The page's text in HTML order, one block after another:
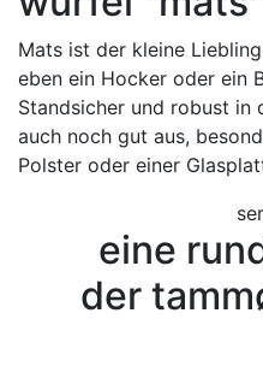
Mats ist der kleine
eben ein Hocker oder ein
Standsicher und robust in
auch noch gut aus,
Polster oder einer
eine
der